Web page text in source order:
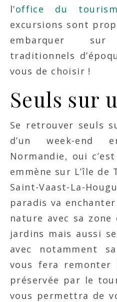
l’office du
excursions sont
embarquer
traditionnels
vous de choisir !
Seuls sur
Se retrouver seuls
d’un week-end
Normandie, oui
emmène sur L’île
Saint-Vaast-La-
paradis va
nature avec sa
jardins mais aussi
avec notamment
vous fera
préservée par le
vous permettra de